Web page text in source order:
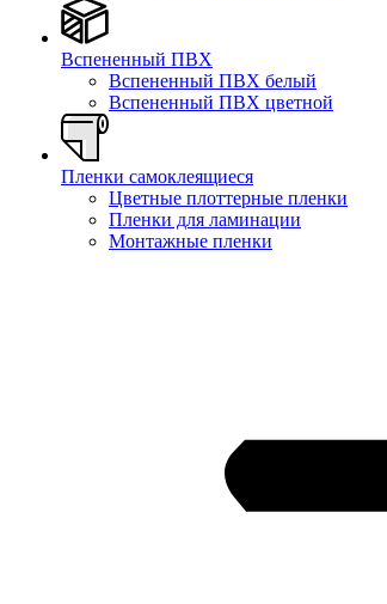
Вспененный ПВХ
Вспененный ПВХ белый
Вспененный ПВХ цветной
Пленки самоклеящиеся
Цветные плоттерные пленки
Пленки для ламинации
Монтажные пленки